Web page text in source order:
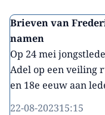
Brieven van
namen
Op 24 mei
Adel op een veiling
en 18e eeuw aan
22-08-202315:15